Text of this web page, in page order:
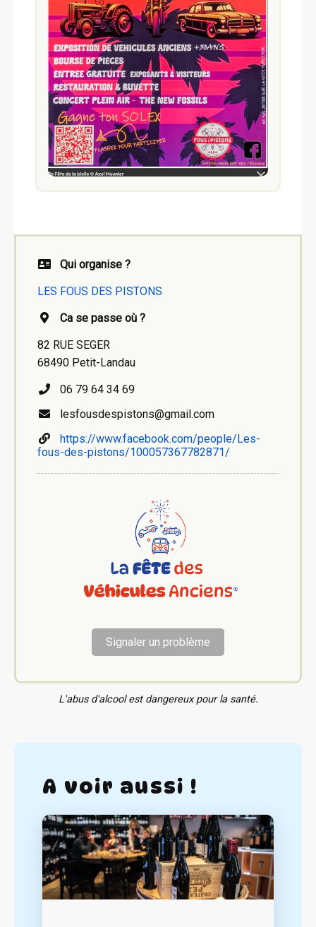
Qui organise ?
LES FOUS DES PISTONS
Ca se passe où ?
82 RUE SEGER
68490 Petit-Landau
06 79 64 34 69
lesfousdespistons@gmail.com
https://www.facebook.com/people/Les-
fous-des-pistons/100057367782871/
Signaler un problème
L'abus d'alcool est dangereux pour la santé.
A voir aussi !